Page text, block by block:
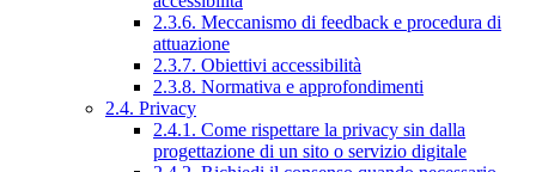
2.3.6. Meccanismo di feedback e procedura di
attuazione
2.3.7. Obiettivi accessibilità
2.3.8. Normativa e approfondimenti
2.4. Privacy
2.4.1. Come rispettare la privacy sin dalla
progettazione di un sito o servizio digitale